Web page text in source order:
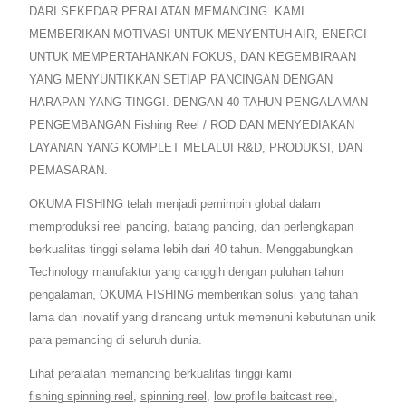
DARI SEKEDAR PERALATAN MEMANCING. KAMI
MEMBERIKAN MOTIVASI UNTUK MENYENTUH AIR, ENERGI
UNTUK MEMPERTAHANKAN FOKUS, DAN KEGEMBIRAAN
YANG MENYUNTIKKAN SETIAP PANCINGAN DENGAN
HARAPAN YANG TINGGI. DENGAN 40 TAHUN PENGALAMAN
PENGEMBANGAN Fishing Reel / ROD DAN MENYEDIAKAN
LAYANAN YANG KOMPLET MELALUI R&D, PRODUKSI, DAN
PEMASARAN.
OKUMA FISHING telah menjadi pemimpin global dalam
memproduksi reel pancing, batang pancing, dan perlengkapan
berkualitas tinggi selama lebih dari 40 tahun. Menggabungkan
Technology manufaktur yang canggih dengan puluhan tahun
pengalaman, OKUMA FISHING memberikan solusi yang tahan
lama dan inovatif yang dirancang untuk memenuhi kebutuhan unik
para pemancing di seluruh dunia.
Lihat peralatan memancing berkualitas tinggi kami
fishing spinning reel , spinning reel , low profile baitcast reel ,